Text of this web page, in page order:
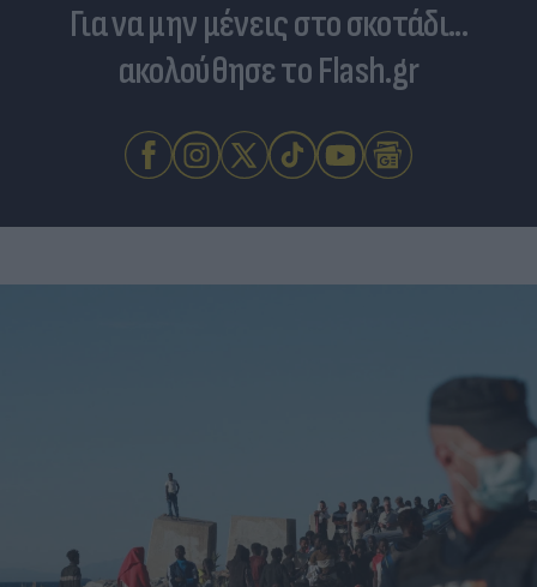
Για να μην μένεις στο σκοτάδι...
ακολούθησε το Flash.gr